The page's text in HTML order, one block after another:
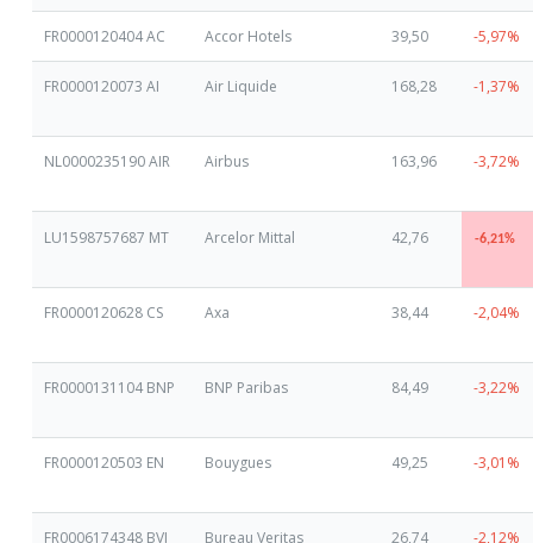
FR0000120404 AC Accor Hotels 39,50 -5,97%
FR0000120073 AI Air Liquide 168,28 -1,37%
NL0000235190 AIR Airbus 163,96 -3,72%
LU1598757687 MT Arcelor Mittal 42,76 -6,21%
FR0000120628 CS Axa 38,44 -2,04%
FR0000131104 BNP BNP Paribas 84,49 -3,22%
FR0000120503 EN Bouygues 49,25 -3,01%
FR0006174348 BVI Bureau Veritas 26,74 -2,12%